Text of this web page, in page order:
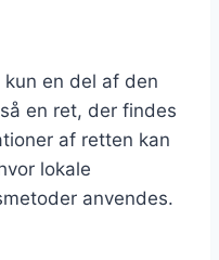
en del af den
en ret, der findes
af retten kan
lokale
anvendes.